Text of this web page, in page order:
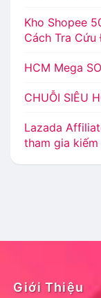
Kho Shopee
Cách Tra
HCM Mega
CHUỖI SIÊU
Lazada
tham gia
Giới Thiệu